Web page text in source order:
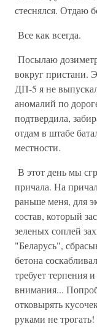
стеснялся. Отдаю
Все как всегда.
Посылаю
вокруг пристани.
ДП-5 я не
аномалий по
подтвердила,
отдам в штабе
местности.
В этот день мы
причала. На
раньше меня, для
состав, который
зеленых соплей
"Беларусь",
бетона
требует терпения
внимания...
отковырять
руками не трогать!